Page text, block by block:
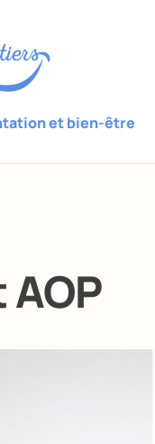
et bien-être